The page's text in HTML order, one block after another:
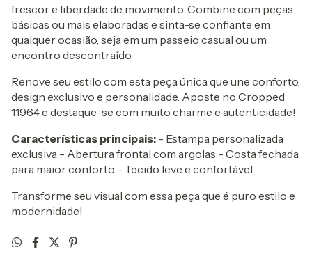
frescor e liberdade de movimento. Combine com peças
básicas ou mais elaboradas e sinta-se confiante em
qualquer ocasião, seja em um passeio casual ou um
encontro descontraído.
Renove seu estilo com esta peça única que une conforto,
design exclusivo e personalidade. Aposte no Cropped
11964 e destaque-se com muito charme e autenticidade!
Características principais: - Estampa personalizada
exclusiva - Abertura frontal com argolas - Costa fechada
para maior conforto - Tecido leve e confortável
Transforme seu visual com essa peça que é puro estilo e
modernidade!